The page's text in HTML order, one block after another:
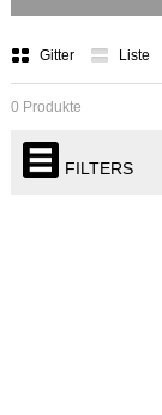
Gitter Liste
0 Produkte
FILTERS